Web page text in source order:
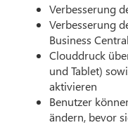
Verbesserung
Verbesserung
Business
Clouddruck
und Tablet)
aktivieren
Benutzer
ändern, bevor